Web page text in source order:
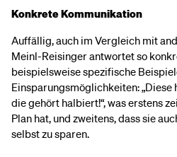
Konkrete Kommunikation
Auffällig, auch im Vergleich mit
Meinl-Reisinger antwortet so
beispielsweise spezifische
Einsparungsmöglichkeiten: „Diese
die gehört halbiert!“, was erstens
Plan hat, und zweitens, dass sie
selbst zu sparen.